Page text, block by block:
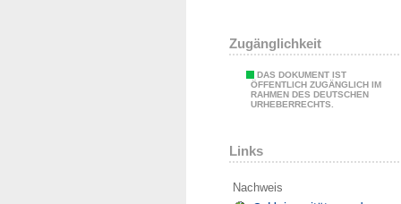
Zugänglichkeit
DAS DOKUMENT IST
ÖFFENTLICH ZUGÄNGLICH IM
RAHMEN DES DEUTSCHEN
URHEBERRECHTS.
Links
Nachweis